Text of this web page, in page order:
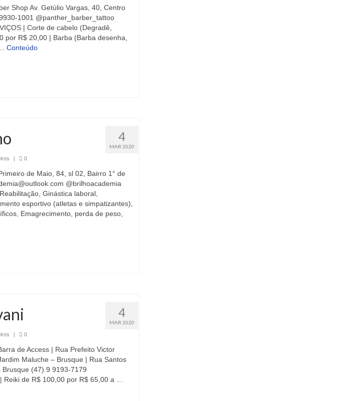
Shop Av. Getúlio Vargas, 40, Centro
1001 @panther_barber_tattoo
| Corte de cabelo (Degradê,
por R$ 20,00 | Barba (Barba desenha,
Conteúdo
4
MAR 2020
| 0
de Maio, 84, sl 02, Bairro 1° de
@brilhoacademia
Ginástica laboral,
esportivo (atletas e simpatizantes),
Emagrecimento, perda de peso,
4
MAR 2020
| 0
de Access | Rua Prefeito Victor
Maluche – Brusque | Rua Santos
Brusque (47) 9 9193-7179
Reiki de R$ 100,00 por R$ 65,00 a …